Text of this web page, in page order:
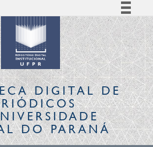
Simplifique!
Comunica BR
Participe
Acesso à informação
Legislação
Canais
DIGITALDE
DO PARANÁ